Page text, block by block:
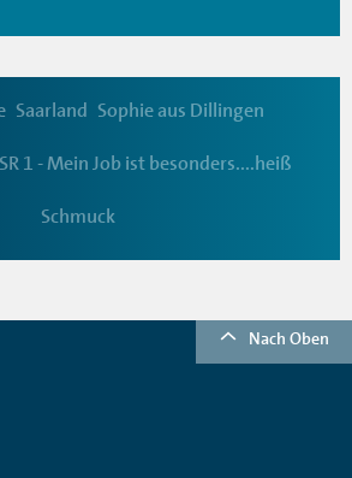
Saarland Sophie aus Dillingen
SR 1 - Mein Job ist besonders....heiß
Schmuck
Nach Oben